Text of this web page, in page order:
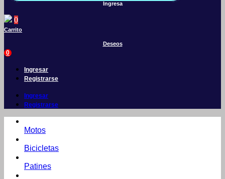
Ingresa
0
Carrito
Deseos
0
Ingresar
Registrarse
Ingresar
Registrarse
Motos
Bicicletas
Patines